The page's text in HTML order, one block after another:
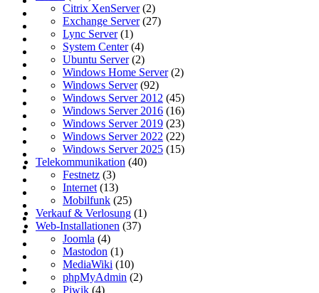
Citrix XenServer(2)
Exchange Server(27)
Lync Server(1)
System Center(4)
Ubuntu Server(2)
Windows Home Server(2)
Windows Server(92)
Windows Server 2012 (45)
Windows Server 2016 (16)
Windows Server 2019 (23)
Windows Server 2022 (22)
Windows Server 2025 (15)
Telekommunikation (40)
Festnetz (3)
Internet(13)
Mobilfunk (25)
Verkauf & Verlosung (1)
Web-Installationen (37)
Joomla (4)
Mastodon (1)
MediaWiki (10)
phpMyAdmin (2)
Piwik (4)